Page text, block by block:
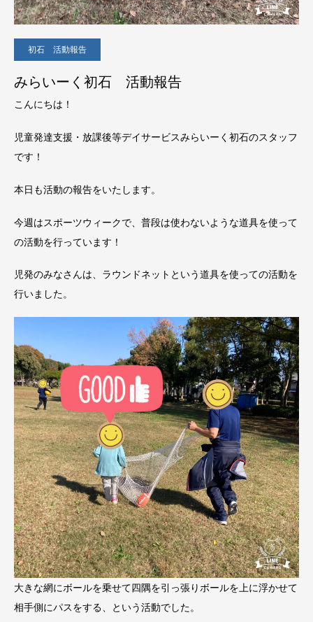
初石 活動報告
みらいーく初石 活動報告
こんにちは！
児童発達支援・放課後等デイサービスみらいーく初石のスタッフ
です！
本日も活動の報告をいたします。
今週はスポーツウィークで、普段は使わないような道具を使って
の活動を行っています！
児発のみなさんは、ラウンドネットという道具を使っての活動を
行いました。
大きな網にボールを乗せて四隅を引っ張りボールを上に浮かせて
相手側にパスをする、という活動でした。